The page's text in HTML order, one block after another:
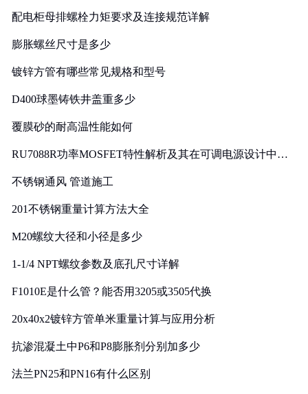
配电柜母排螺栓力矩要求及连接规范详解
膨胀螺丝尺寸是多少
镀锌方管有哪些常见规格和型号
D400球墨铸铁井盖重多少
覆膜砂的耐高温性能如何
RU7088R功率MOSFET特性解析及其在可调电源设计中的
不锈钢通风 管道施工
201不锈钢重量计算方法大全
M20螺纹大径和小径是多少
1-1/4 NPT螺纹参数及底孔尺寸详解
F1010E是什么管？能否用3205或3505代换
20x40x2镀锌方管单米重量计算与应用分析
抗渗混凝土中P6和P8膨胀剂分别加多少
法兰PN25和PN16有什么区别